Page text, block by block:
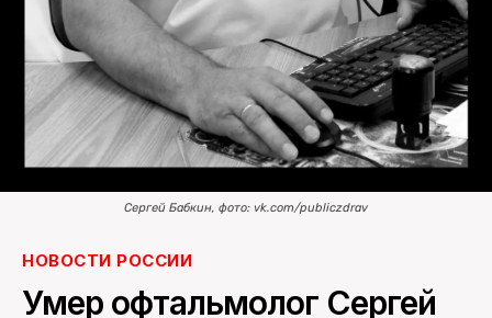
Сергей Бабкин, фото: vk.com/publiczdrav
НОВОСТИ РОССИИ
Умер офтальмолог Сергей